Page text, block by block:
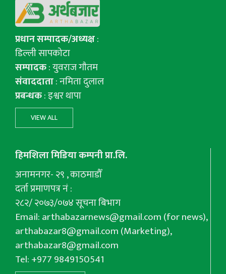
प्रधान सम्पादक/अध्यक्ष:
डिल्ली सापकोटा
सम्पादक: युवराज गाैतम
संवाददाता: नमिता दुलाल
प्रबन्धक: इश्वर थापा
VIEW ALL
हिमशिला मिडिया कम्पनी प्रा.लि.
अनामनगर- २९ , काठमाडौँ
दर्ता प्रमाणपत्र नं :
२८२/ २०७३/०७४ सूचना बिभाग
Email:arthabazarnews@gmail.com(for news),
arthabazar8@gmail.com(Marketing),
arthabazar8@gmail.com
Tel: +977 9849150541